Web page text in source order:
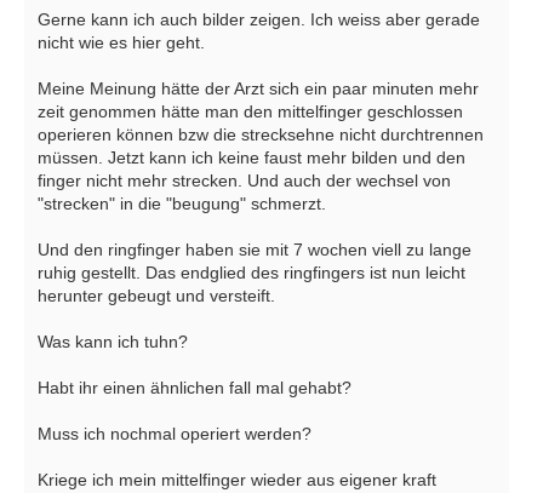
Gerne kann ich auch bilder zeigen. Ich weiss aber gerade
nicht wie es hier geht.
Meine Meinung hätte der Arzt sich ein paar minuten mehr
zeit genommen hätte man den mittelfinger geschlossen
operieren können bzw die strecksehne nicht durchtrennen
müssen. Jetzt kann ich keine faust mehr bilden und den
finger nicht mehr strecken. Und auch der wechsel von
"strecken" in die "beugung" schmerzt.
Und den ringfinger haben sie mit 7 wochen viell zu lange
ruhig gestellt. Das endglied des ringfingers ist nun leicht
herunter gebeugt und versteift.
Was kann ich tuhn?
Habt ihr einen ähnlichen fall mal gehabt?
Muss ich nochmal operiert werden?
Kriege ich mein mittelfinger wieder aus eigener kraft